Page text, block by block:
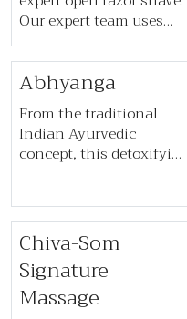
suitable for anyone who
is allergic to essential
oils.
Our expert team uses
this traditional and
exclusive technique to
give immaculate results.
We apply a hot towel
infused with essential
oils, exfoliate the skin
and carry out the open
with an application of a
cold towel and then
moisturiser to the skin.
Abhyanga
From the traditional
Indian Ayurvedic
concept, this detoxifying
release toxins, stimulate
circulation and relieve
stress and tension. The
gentle flowing massage
is then followed by a 10-
Chiva-Som
Signature
Massage